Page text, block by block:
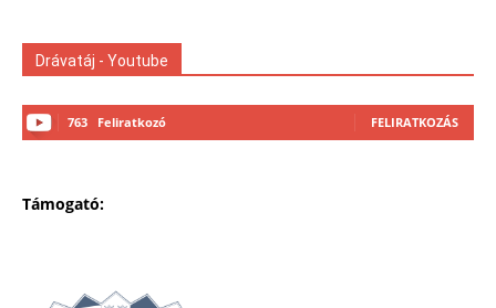
Drávatáj - Youtube
763 Feliratkozó FELIRATKOZÁS
Támogató: